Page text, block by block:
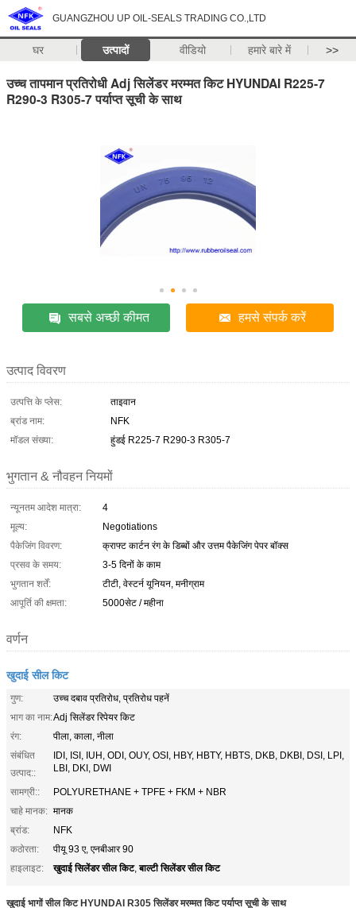
GUANGZHOU UP OIL-SEALS TRADING CO.,LTD
घर उत्पादों वीडियो हमारे बारे में >>
उच्च तापमान प्रतिरोधी Adj सिलेंडर मरम्मत किट HYUNDAI R225-7
R290-3 R305-7 पर्याप्त सूची के साथ
सबसे अच्छी कीमत हमसे संपर्क करें
उत्पाद विवरण
उत्पत्ति के प्लेस:
ताइवान
ब्रांड नाम:
NFK
मॉडल संख्या:
हुंडई R225-7 R290-3 R305-7
भुगतान & नौवहन नियमों
न्यूनतम आदेश मात्रा:
4
मूल्य:
Negotiations
पैकेजिंग विवरण:
क्राफ्ट कार्टन रंग के डिब्बों और उत्तम पैकेजिंग पेपर बॉक्स
प्रसव के समय:
3-5 दिनों के काम
भुगतान शर्तें:
टीटी, वेस्टर्न यूनियन, मनीग्राम
आपूर्ति की क्षमता:
5000सेट / महीना
वर्णन
खुदाई सील किट
गुण:
उच्च दबाव प्रतिरोध, प्रतिरोध पहनें
भाग का नाम:Adj सिलेंडर रिपेयर किट
रंग:
पीला, काला, नीला
संबंधित
उत्पाद::
IDI, ISI, IUH, ODI, OUY, OSI, HBY, HBTY, HBTS, DKB, DKBI, DSI, LPI,
LBI, DKI, DWI
सामग्री::
POLYURETHANE + TPFE + FKM + NBR
चाहे मानक: मानक
ब्रांड:
NFK
कठोरता:
पीयू 93 ए, एनबीआर 90
हाइलाइट:
खुदाई सिलेंडर सील किट,बाल्टी सिलेंडर सील किट
खुदाई भागों सील किट HYUNDAI R305 सिलेंडर मरम्मत किट पर्याप्त सूची के साथ